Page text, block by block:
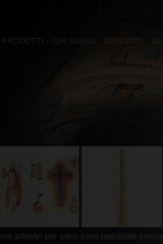
PRODOTTI CHI SIAMO CONTATTI
set adesivi per cero
cero pasquale senza